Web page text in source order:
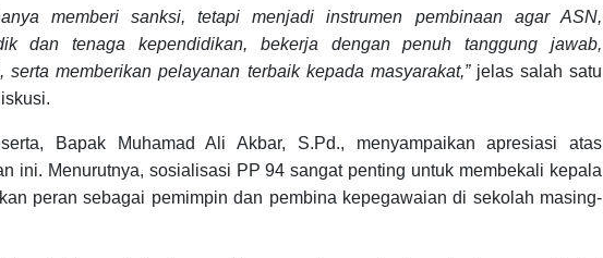
memberi sanksi, tetapi menjadi instrumen pembinaan agar ASN,
dan tenaga kependidikan, bekerja dengan penuh tanggung jawab,
serta memberikan pelayanan terbaik kepada masyarakat,”jelas salah satu
Bapak Muhamad Ali Akbar, S.Pd., menyampaikan apresiasi atas
ini. Menurutnya, sosialisasi PP 94 sangat penting untuk membekali kepala
peran sebagai pemimpin dan pembina kepegawaian di sekolah masing-